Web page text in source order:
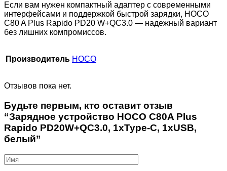
Если вам нужен компактный адаптер с современными
интерфейсами и поддержкой быстрой зарядки, HOCO
C80 A Plus Rapido PD20 W+QC3.0 — надежный вариант
без лишних компромиссов.
Производитель HOCO
Отзывов пока нет.
Будьте первым, кто оставит отзыв
“Зарядное устройство HOCO C80A Plus
Rapido PD20W+QC3.0, 1xType-C, 1xUSB,
белый”